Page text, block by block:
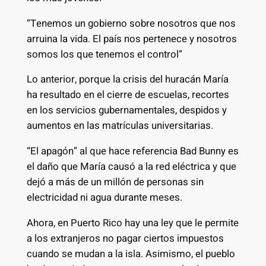
“Tenemos un gobierno sobre nosotros que nos
arruina la vida. El país nos pertenece y nosotros
somos los que tenemos el control”
Lo anterior, porque la crisis del huracán María
ha resultado en el cierre de escuelas, recortes
en los servicios gubernamentales, despidos y
aumentos en las matrículas universitarias.
“El apagón” al que hace referencia Bad Bunny es
el daño que María causó a la red eléctrica y que
dejó a más de un millón de personas sin
electricidad ni agua durante meses.
Ahora, en Puerto Rico hay una ley que le permite
a los extranjeros no pagar ciertos impuestos
cuando se mudan a la isla. Asimismo, el pueblo